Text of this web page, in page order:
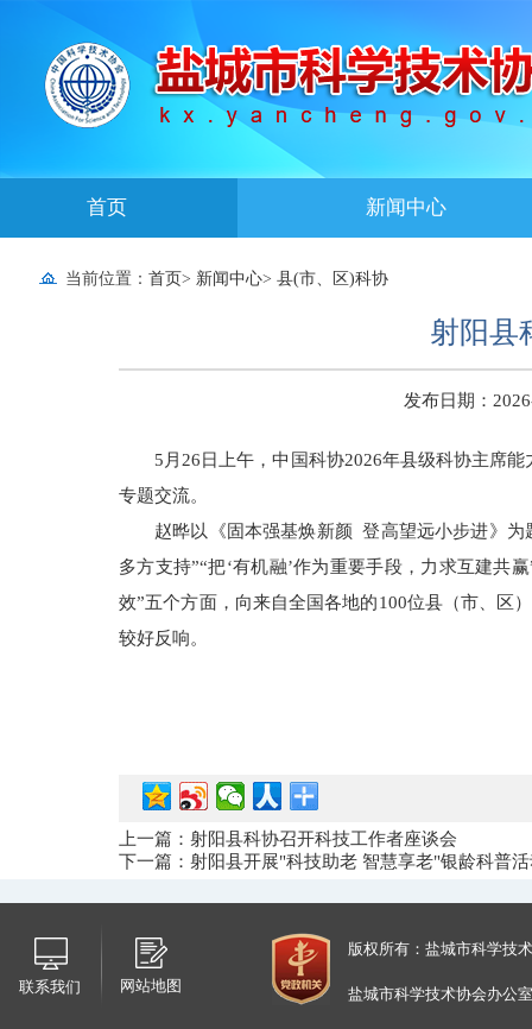
首页 新闻中心
当前位置： 首页> 新闻中心> 县(市、区)科协
射阳县
发布日期：
5月26日上午，中国科协2026年县级科协主席
专题交流。
赵晔以《固本强基焕新颜 登高望远小步进》为
多方支持”“把‘有机融’作为重要手段，力求互建共
效”五个方面，向来自全国各地的100位县（市、区
较好反响。
上一篇：射阳县科协召开科技工作者座谈会
下一篇：射阳县开展"科技助老 智慧享老"银龄科普
联系我们 网站地图
版权所有：盐城市科学技
盐城市科学技术协会办公